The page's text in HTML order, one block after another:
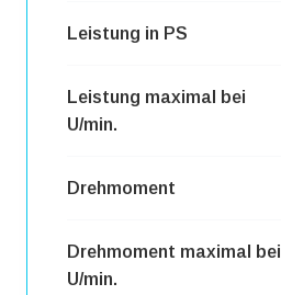
Leistung in PS
Leistung maximal bei
U/min.
Drehmoment
Drehmoment maximal bei
U/min.